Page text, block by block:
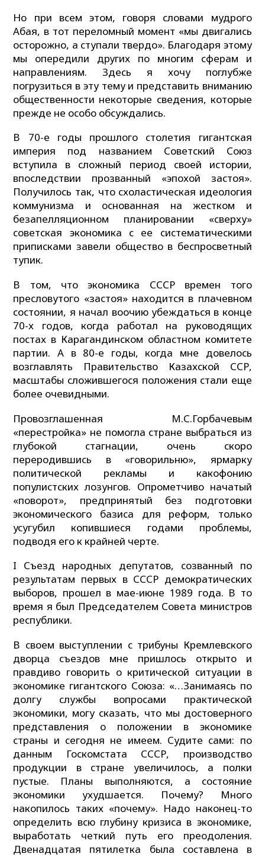
Но при всем этом, говоря словами мудрого
Абая, в тот переломный момент «мы двигались
осторожно, а ступали твердо». Благодаря этому
мы опередили других по многим сферам и
направлениям. Здесь я хочу поглубже
погрузиться в эту тему и представить вниманию
общественности некоторые сведения, которые
прежде не особо обсуждались.
В 70-е годы прошлого столетия гигантская
империя под названием Советский Союз
вступила в сложный период своей истории,
впоследствии прозванный «эпохой застоя».
Получилось так, что схоластическая идеология
коммунизма и основанная на жестком и
безапелляционном планировании «сверху»
советская экономика с ее систематическими
приписками завели общество в беспросветный
тупик.
В том, что экономика СССР времен того
пресловутого «застоя» находится в плачевном
состоянии, я начал воочию убеждаться в конце
70-х годов, когда работал на руководящих
постах в Карагандинском областном комитете
партии. А в 80-е годы, когда мне довелось
возглавлять Правительство Казахской ССР,
масштабы сложившегося положения стали еще
более очевидными.
Провозглашенная М.С.Горбачевым
«перестройка» не помогла стране выбраться из
глубокой стагнации, очень скоро
переродившись в «говорильню», ярмарку
политической рекламы и какофонию
популистских лозунгов. Опрометчиво начатый
«поворот», предпринятый без подготовки
экономического базиса для реформ, только
усугубил копившиеся годами проблемы,
подводя его к крайней черте.
I Съезд народных депутатов, созванный по
результатам первых в СССР демократических
выборов, прошел в мае-июне 1989 года. В то
время я был Председателем Совета министров
республики.
В своем выступлении с трибуны Кремлевского
дворца съездов мне пришлось открыто и
правдиво говорить о критической ситуации в
экономике гигантского Союза: «…Занимаясь по
долгу службы вопросами практической
экономики, могу сказать, что мы достоверного
представления о положении в экономике
страны и сегодня не имеем. Судите сами: по
данным Госкомстата СССР, производство
продукции в стране увеличилось, а полки
пустые. Планы выполняются, а состояние
экономики ухудшается. Почему? Много
накопилось таких «почему». Надо наконец-то
определить всю глубину кризиса в экономике,
выработать четкий путь его преодоления.
Двенадцатая пятилетка была составлена в